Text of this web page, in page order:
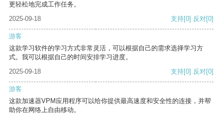
更轻松地完成工作任务。
2025-09-18
支持[0] 反对[0]
游客
这款学习软件的学习方式非常灵活，可以根据自己的需求选择学习方
式。我可以根据自己的时间安排学习进度。
2025-09-18
支持[0] 反对[0]
游客
这款加速器VPM应用程序可以给你提供最高速度和安全性的连接，并帮
助你在网络上自由移动。